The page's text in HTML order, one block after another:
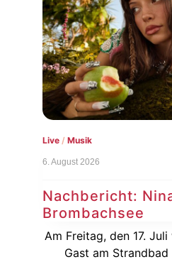
Live/ Musik
6. August 2026
Nachbericht:
Brombachsee
Am Freitag, den 17.
Gast am